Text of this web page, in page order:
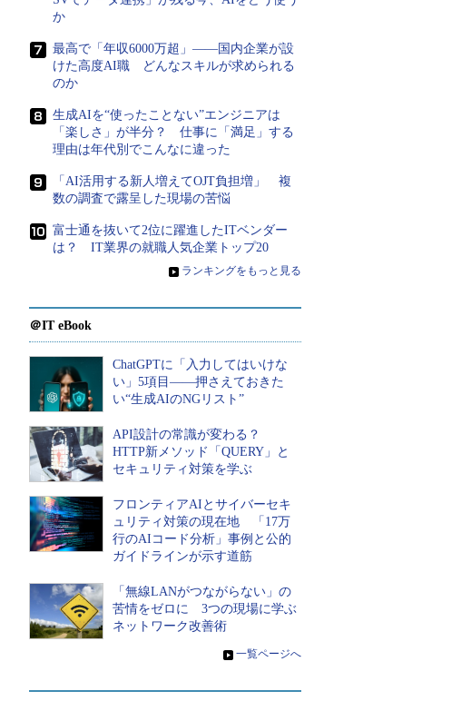
か
最高で「年収6000万超」――国内企業が設
けた高度AI職 どんなスキルが求められる
のか
生成AIを“使ったことない”エンジニアは
「楽しさ」が半分？ 仕事に「満足」する
理由は年代別でこんなに違った
「AI活用する新人増えてOJT負担増」 複
数の調査で露呈した現場の苦悩
富士通を抜いて2位に躍進したITベンダー
は？ IT業界の就職人気企業トップ20
» ランキングをもっと見る
＠IT eBook
ChatGPTに「入力してはいけな
い」5項目――押さえておきた
い“生成AIのNGリスト”
API設計の常識が変わる？
HTTP新メソッド「QUERY」と
セキュリティ対策を学ぶ
フロンティアAIとサイバーセキ
ュリティ対策の現在地 「17万
行のAIコード分析」事例と公的
ガイドラインが示す道筋
「無線LANがつながらない」の
苦情をゼロに 3つの現場に学ぶ
ネットワーク改善術
» 一覧ページへ